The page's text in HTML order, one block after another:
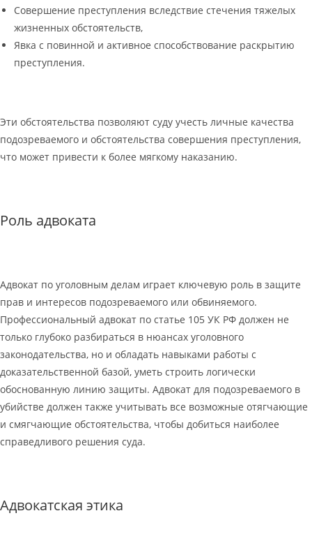
Совершение преступления вследствие стечения тяжелых
жизненных обстоятельств,
Явка с повинной и активное способствование раскрытию
преступления.
Эти обстоятельства позволяют суду учесть личные качества
подозреваемого и обстоятельства совершения преступления,
что может привести к более мягкому наказанию.
Роль адвоката
Адвокат по уголовным делам играет ключевую роль в защите
прав и интересов подозреваемого или обвиняемого.
Профессиональный адвокат по статье 105 УК РФ должен не
только глубоко разбираться в нюансах уголовного
законодательства, но и обладать навыками работы с
доказательственной базой, уметь строить логически
обоснованную линию защиты. Адвокат для подозреваемого в
убийстве должен также учитывать все возможные отягчающие
и смягчающие обстоятельства, чтобы добиться наиболее
справедливого решения суда.
Адвокатская этика